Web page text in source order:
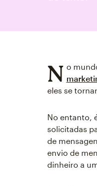
N o
eles se
No entanto,
solicitadas
de
envio de
dinheiro a